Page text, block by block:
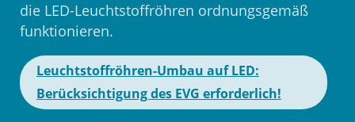
die LED-Leuchtstoffröhren ordnungsgemäß
funktionieren.
Leuchtstoffröhren-Umbau auf LED:
Berücksichtigung des EVG erforderlich!